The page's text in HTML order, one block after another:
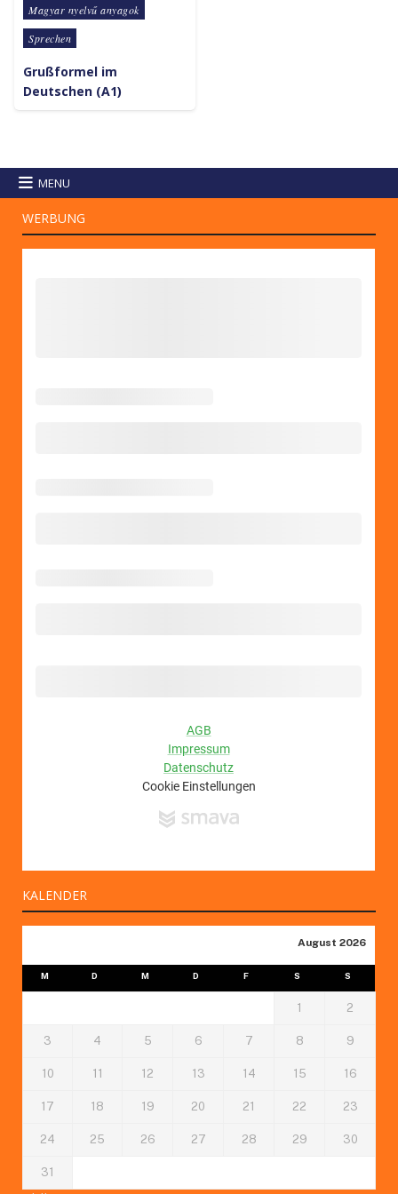
Posted in
Magyar nyelvű anyagok
Sprechen
Grußformel im
Deutschen (A1)
MENU
WERBUNG
KALENDER
August 2026
M D M D F S S
1 2
3 4 5 6 7 8 9
10 11 12 13 14 15 16
17 18 19 20 21 22 23
24 25 26 27 28 29 30
31